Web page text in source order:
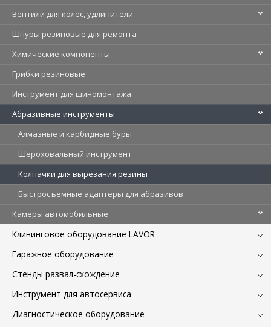
Вентили для колес, удлинители
Шнуры резиновые для ремонта
Химические компоненты
Грибки резиновые
Инструмент для шиномонтажа
Абразивные инструменты
Алмазные и карбидные буры
Шероховальный инструмент
Колпачки для вырезания резины
Быстросъемные адаптеры для абразивов
Камеры автомобильные
Клининговое оборудование LAVOR
Гаражное оборудование
Стенды развал-схождение
Инструмент для автосервиса
Диагностическое оборудование